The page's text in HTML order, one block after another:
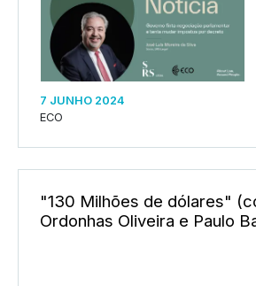
7 JUNHO 2024
ECO
"130 Milhões de dólares"
Ordonhas Oliveira e Paulo